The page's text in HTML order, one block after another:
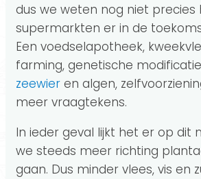
dus we weten nog niet precies
supermarkten er in de
Een voedselapotheek,
farming, genetische
zeewier en algen,
meer vraagtekens.
In ieder geval lijkt het er op dit
we steeds meer richting
gaan. Dus minder vlees, vis en